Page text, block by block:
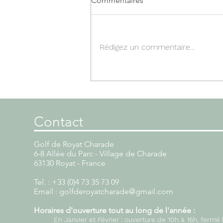
fréquentée.
Rédigez un commentaire...
Golf de Royat Charade
6-8 Allée du Parc - Village de Charade
63130 Royat - France
Fax. : +33 (0)4 73 35 73 09
Email :
Horaires d'ouverture période d'hiver :
Contact
Golf de Royat Charade
6-8 Allée du Parc - Village de Charade
63130 Royat - France
Tel. : +33 (0)4 73 35 73 09
Email : golfderoyatcharade@gmail.com
Horaires d'ouverture tout au long de l'année :
En Janvier et Février : ouverture de 10h à 16h,